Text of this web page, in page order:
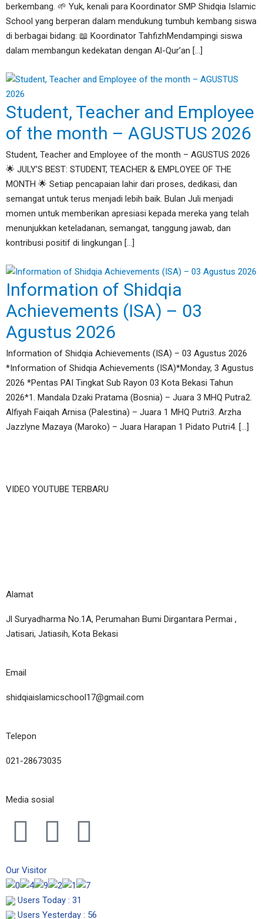
berkembang. 🌱 Yuk, kenali para Koordinator SMP Shidqia Islamic
School yang berperan dalam mendukung tumbuh kembang siswa
di berbagai bidang: 📖 Koordinator TahfizhMendampingi siswa
dalam membangun kedekatan dengan Al-Qur’an […]
Student, Teacher and Employee
of the month – AGUSTUS 2026
Student, Teacher and Employee of the month – AGUSTUS 2026
🌟 JULY’S BEST: STUDENT, TEACHER & EMPLOYEE OF THE
MONTH 🌟 Setiap pencapaian lahir dari proses, dedikasi, dan
semangat untuk terus menjadi lebih baik. Bulan Juli menjadi
momen untuk memberikan apresiasi kepada mereka yang telah
menunjukkan keteladanan, semangat, tanggung jawab, dan
kontribusi positif di lingkungan […]
Information of Shidqia
Achievements (ISA) – 03
Agustus 2026
Information of Shidqia Achievements (ISA) – 03 Agustus 2026
*Information of Shidqia Achievements (ISA)*Monday, 3 Agustus
2026 *Pentas PAI Tingkat Sub Rayon 03 Kota Bekasi Tahun
2026*1. Mandala Dzaki Pratama (Bosnia) – Juara 3 MHQ Putra2.
Alfiyah Faiqah Arnisa (Palestina) – Juara 1 MHQ Putri3. Arzha
Jazzlyne Mazaya (Maroko) – Juara Harapan 1 Pidato Putri4. […]
VIDEO YOUTUBE TERBARU
Alamat
Jl Suryadharma No.1A, Perumahan Bumi Dirgantara Permai ,
Jatisari, Jatiasih, Kota Bekasi
Email
shidqiaislamicschool17@gmail.com
Telepon
021-28673035
Media sosial
I
n
s
F
c
Y
u
Our Visitor
Users Today : 31
Users Yesterday : 56